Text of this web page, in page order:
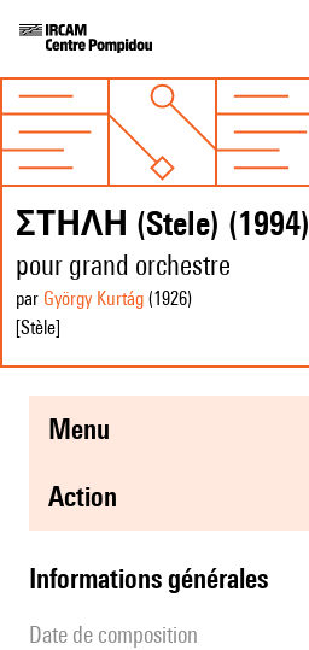
ΣΤΗΛΗ (Stele) (1994)
pour grand orchestre
par György Kurtág (1926)
[Stèle]
menu
action
informations générales
date de composition